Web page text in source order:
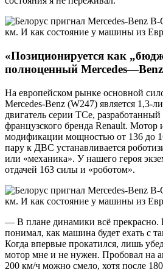
«Позиционируется как
полноценный Mercedes—Benz
На европейском рынке основной
Mercedes-Benz (W247) является 1,3-
двигатель серии TCe,
французского бренда Renault. Мотор
модификации мощностью от 136 до
пару к ДВС устанавливается
или «механика». У нашего героя
отдачей 163 силы и «роботом».
— В плане динамики всё прекрасно.
понимал, как машина будет ехать с
Когда впервые прокатился, лишь
мотор мне и не нужен. Пробовал на
200 км/ч можно смело, хотя после